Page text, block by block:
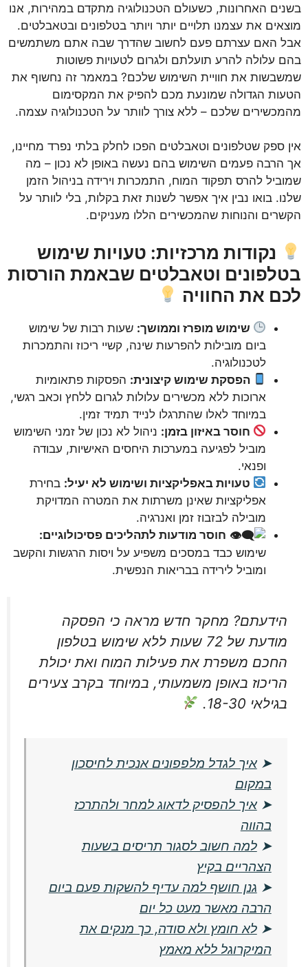
בשנים האחרונות, כשעולם הטכנולוגיה מתקדם במהירות, אנו
מוצאים את עצמנו תלויים יותר ויותר בטלפונים ובטאבלטים.
אבל האם עצרתם פעם לחשוב שהדרך שבה אתם משתמשים
בהם עלולה להרע תועלתם ולגרום לטעויות פשוטות
שמשבשות את חוויית השימוש שלכם? במאמר זה נחשוף את
הטעות הגדולה שמונעת מכם להפיק את המקסימום
מהמכשירים שלכם – ללא צורך לוותר על הטכנולוגיה עצמה.
אין ספק שטלפונים וטאבלטים הפכו לחלק בלתי נפרד מחיינו,
אך הרבה פעמים השימוש בהם נעשה באופן לא נכון – מה
שמוביל להרס תפקוד המוח, התמכרות וירידה בניהול הזמן
שלנו. בואו נבין איך אפשר לשנות זאת בקלות, בלי לוותר על
הקשרים והנוחות שהמכשירים הללו מעניקים.
נקודות מרכזיות: טעויות שימוש
בטלפונים וטאבלטים שבאמת הורסות
לכם את החוויה
שימוש מופרז וממושך: שעות רבות של שימוש
ביום מובילות להפרעות שינה, קשיי ריכוז והתמכרות
לטכנולוגיה.
הפסקת שימוש קיצונית: הפסקות פתאומיות
ארוכות ללא מכשירים עלולות לגרום ללחץ וכאב רגשי,
במיוחד לאלו שהתרגלו לנייד תמיד זמין.
חוסר באיזון בזמן: ניהול לא נכון של זמני השימוש
מוביל לפגיעה במערכות היחסים האישיות, עבודה
ופנאי.
טעויות באפליקציות ושימוש לא יעיל: בחירת
אפליקציות שאינן משרתות את המטרה המדויקת
מובילה לבזבוז זמן ואנרגיה.
חוסר מודעות לתהליכים פסיכולוגיים:
שימוש כבד במסכים משפיע על ויסות הרגשות והקשב
ומוביל לירידה בבריאות הנפשית.
הידעתם? מחקר חדש מראה כי הפסקה
מודעת של 72 שעות ללא שימוש בטלפון
החכם משפרת את פעילות המוח ואת יכולת
הריכוז באופן משמעותי, במיוחד בקרב צעירים
בגילאי 18-30.
➤איך לגדל מלפפונים אנכית לחיסכון
במקום
➤איך להפסיק לדאוג למחר ולהתרכז
בהווה
➤למה חשוב לסגור תריסים בשעות
הצהריים בקיץ
➤ גנן חושף למה עדיף להשקות פעם ביום
הרבה מאשר מעט כל יום
➤לא חומץ ולא סודה, כך מנקים את
המיקרוגל ללא מאמץ